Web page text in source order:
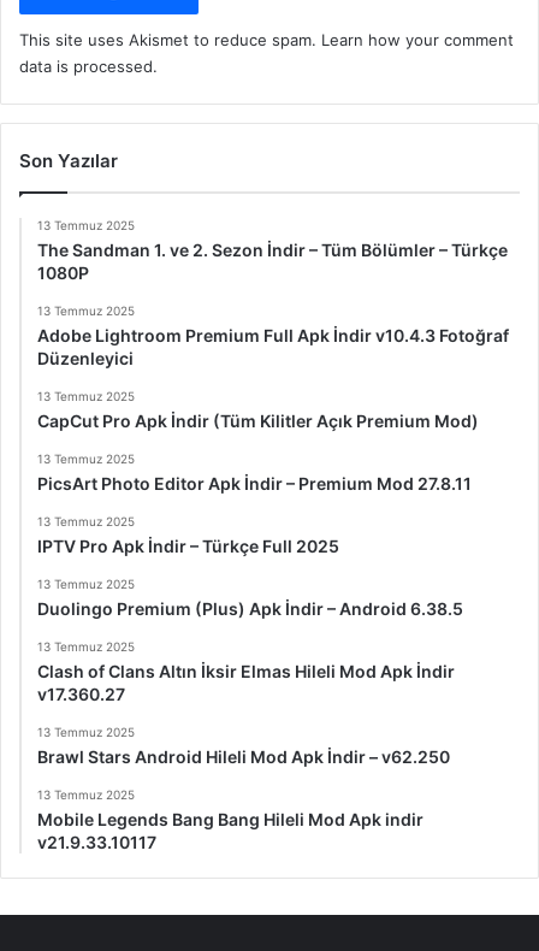
This site uses Akismet to reduce spam. Learn how your comment
data is processed.
Son Yazılar
13 Temmuz 2025
The Sandman 1. ve 2. Sezon İndir – Tüm Bölümler – Türkçe
1080P
13 Temmuz 2025
Adobe Lightroom Premium Full Apk İndir v10.4.3 Fotoğraf
Düzenleyici
13 Temmuz 2025
CapCut Pro Apk İndir (Tüm Kilitler Açık Premium Mod)
13 Temmuz 2025
PicsArt Photo Editor Apk İndir – Premium Mod 27.8.11
13 Temmuz 2025
IPTV Pro Apk İndir – Türkçe Full 2025
13 Temmuz 2025
Duolingo Premium (Plus) Apk İndir – Android 6.38.5
13 Temmuz 2025
Clash of Clans Altın İksir Elmas Hileli Mod Apk İndir
v17.360.27
13 Temmuz 2025
Brawl Stars Android Hileli Mod Apk İndir – v62.250
13 Temmuz 2025
Mobile Legends Bang Bang Hileli Mod Apk indir
v21.9.33.10117